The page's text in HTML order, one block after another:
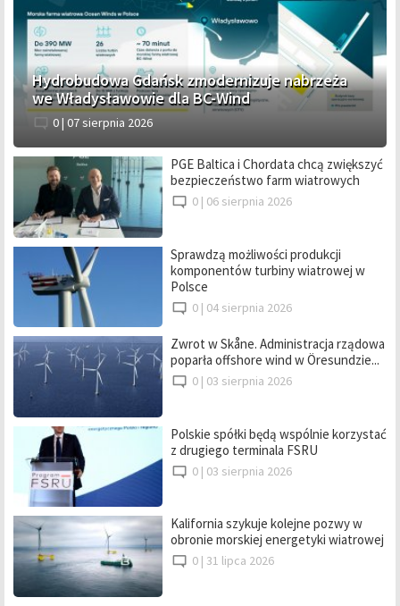
Hydrobudowa Gdańsk zmodernizuje nabrzeża
we Władysławowie dla BC-Wind
0 | 07 sierpnia 2026
PGE Baltica i Chordata chcą zwiększyć
bezpieczeństwo farm wiatrowych
0 | 06 sierpnia 2026
Sprawdzą możliwości produkcji
komponentów turbiny wiatrowej w
Polsce
0 | 04 sierpnia 2026
Zwrot w Skåne. Administracja rządowa
poparła offshore wind w Öresundzie...
0 | 03 sierpnia 2026
Polskie spółki będą wspólnie korzystać
z drugiego terminala FSRU
0 | 03 sierpnia 2026
Kalifornia szykuje kolejne pozwy w
obronie morskiej energetyki wiatrowej
0 | 31 lipca 2026